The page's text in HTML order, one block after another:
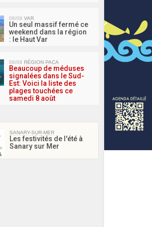
08/08 VAR
Un seul massif fermé ce
weekend dans la région
: le Haut Var
08/08 RÉGION PACA
Beaucoup de méduses
signalées dans le Sud-
Est: Voici la liste des
plages touchées ce
samedi 8 août
SANARY-SUR-MER
Les festivités de l'été à
Sanary sur Mer